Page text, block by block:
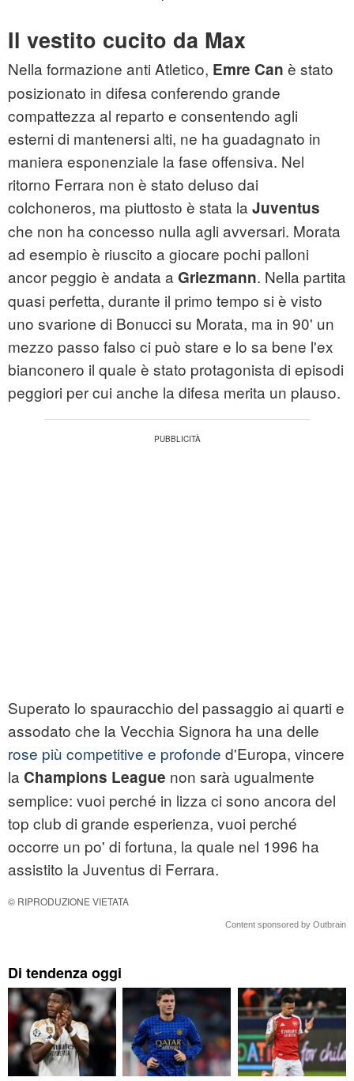
Il vestito cucito da Max
Nella formazione anti Atletico, Emre Can è stato
posizionato in difesa conferendo grande
compattezza al reparto e consentendo agli
esterni di mantenersi alti, ne ha guadagnato in
maniera esponenziale la fase offensiva. Nel
ritorno Ferrara non è stato deluso dai
colchoneros, ma piuttosto è stata la Juventus
che non ha concesso nulla agli avversari. Morata
ad esempio è riuscito a giocare pochi palloni
ancor peggio è andata a Griezmann. Nella partita
quasi perfetta, durante il primo tempo si è visto
uno svarione di Bonucci su Morata, ma in 90' un
mezzo passo falso ci può stare e lo sa bene l'ex
bianconero il quale è stato protagonista di episodi
peggiori per cui anche la difesa merita un plauso.
Superato lo spauracchio del passaggio ai quarti e
assodato che la Vecchia Signora ha una delle
rose più competitive e profonde d'Europa, vincere
la Champions League non sarà ugualmente
semplice: vuoi perché in lizza ci sono ancora del
top club di grande esperienza, vuoi perché
occorre un po' di fortuna, la quale nel 1996 ha
assistito la Juventus di Ferrara.
© RIPRODUZIONE VIETATA
Content sponsored by Outbrain
Di tendenza oggi